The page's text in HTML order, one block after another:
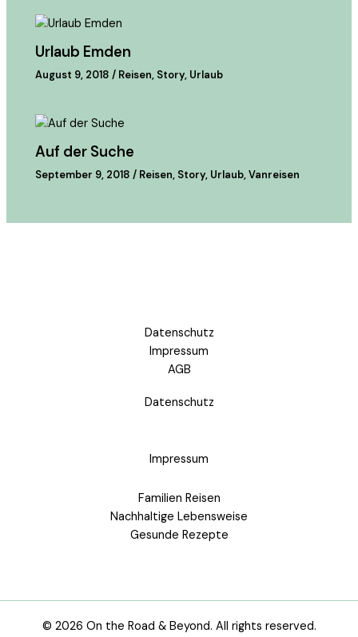
Urlaub Emden
August 9, 2018/ Reisen, Story, Urlaub
Auf der Suche
September 9, 2018/ Reisen, Story, Urlaub,Vanreisen
Datenschutz
Impressum
AGB
Datenschutz
Impressum
Familien Reisen
Nachhaltige Lebensweise
Gesunde Rezepte
© 2026 On the Road & Beyond. All rights reserved.